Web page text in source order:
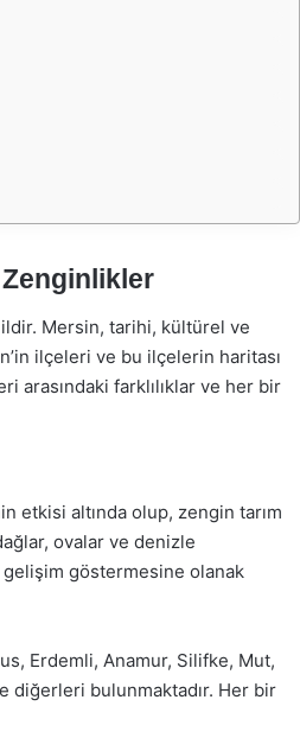
ildir. Mersin, tarihi, kültürel ve
ilçeleri ve bu ilçelerin haritası
arasındaki farklılıklar ve her bir
etkisi altında olup, zengin tarım
ovalar ve denizle
göstermesine olanak
Erdemli, Anamur, Silifke, Mut,
diğerleri bulunmaktadır. Her bir